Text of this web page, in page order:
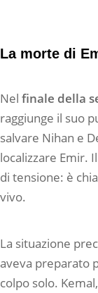
La morte di
Nel finale della
raggiunge il suo
salvare Nihan e
localizzare Emir.
di tensione: è
vivo.
La situazione
aveva preparato
colpo solo.